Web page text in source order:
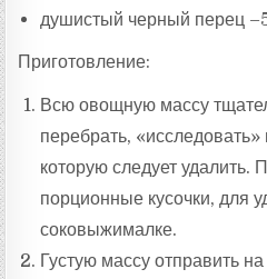
душистый черный перец
Приготовление:
Всю овощную массу
перебрать,
которую следует удалить.
порционные кусочки, для
соковыжималке.
Густую массу отправить